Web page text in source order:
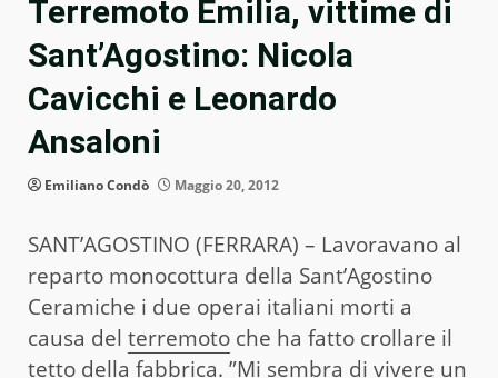
Terremoto Emilia, vittime di
Sant’Agostino: Nicola
Cavicchi e Leonardo
Ansaloni
Emiliano Condò Maggio 20, 2012
SANT’AGOSTINO (FERRARA) – Lavoravano al
reparto monocottura della Sant’Agostino
Ceramiche i due operai italiani morti a
causa del terremoto che ha fatto crollare il
tetto della fabbrica. ”Mi sembra di vivere un